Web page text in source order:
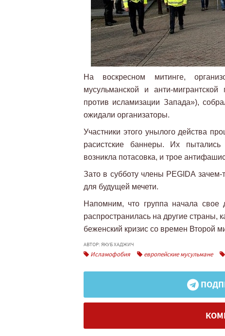
На воскресном митинге,
мусульманской и анти-мигрантской
против исламизации Запада»),
ожидали организаторы.
Участники этого унылого действа
расистские баннеры. Их
возникла потасовка, и трое
Зато в субботу члены PEGIDA зачем-
для будущей мечети.
Напомним, что группа начала
распространилась на другие страны,
беженский кризис со времен Второй
АВТОР: ЯКУБ ХАДЖИЧ
Исламофобия европейские мусульмане